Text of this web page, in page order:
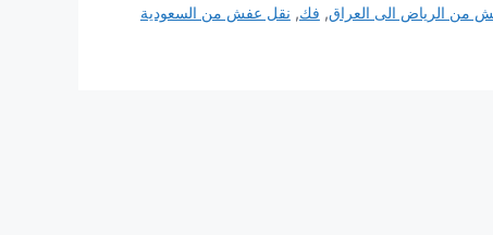
من الرياض الى العراق, فك, نقل عفش من السعودية